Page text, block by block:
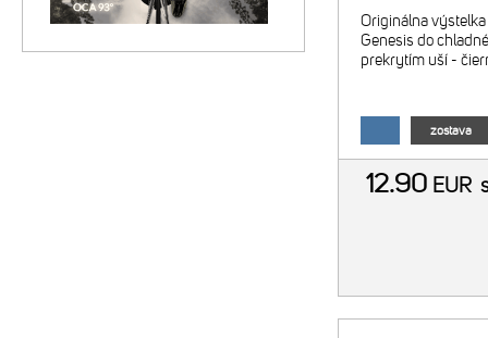
Originálna
Genesis do
prekrytím uší -
zostava
12.90 EUR